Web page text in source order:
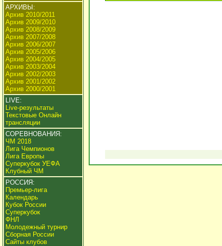
АРХИВЫ:
Архив 2010/2011
Архив 2009/2010
Архив 2008/2009
Архив 2007/2008
Архив 2006/2007
Архив 2005/2006
Архив 2004/2005
Архив 2003/2004
Архив 2002/2003
Архив 2001/2002
Архив 2000/2001
LIVE:
Live-результаты
Текстовые Онлайн
трансляции
СОРЕВНОВАНИЯ:
ЧМ 2018
Лига Чемпионов
Лига Европы
Суперкубок УЕФА
Клубный ЧМ
РОССИЯ:
Премьер-лига
Календарь
Кубок России
Суперкубок
ФНЛ
Молодежный турнир
Сборная России
Сайты клубов